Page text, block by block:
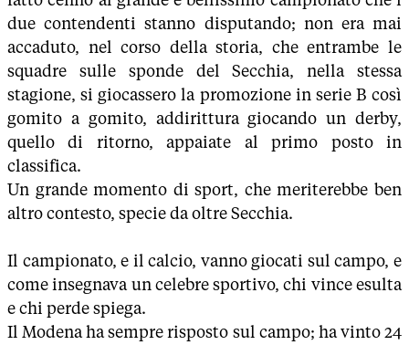
due contendenti stanno disputando; non era mai
accaduto, nel corso della storia, che entrambe le
squadre sulle sponde del Secchia, nella stessa
stagione, si giocassero la promozione in serie B così
gomito a gomito, addirittura giocando un derby,
quello di ritorno, appaiate al primo posto in
classifica.
Un grande momento di sport, che meriterebbe ben
altro contesto, specie da oltre Secchia.
Il campionato, e il calcio, vanno giocati sul campo, e
come insegnava un celebre sportivo, chi vince esulta
e chi perde spiega.
Il Modena ha sempre risposto sul campo; ha vinto 24